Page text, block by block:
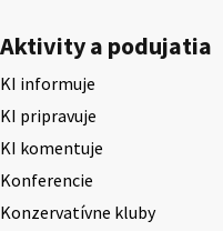
Aktivity a podujatia
KI informuje
KI pripravuje
KI komentuje
Konferencie
Konzervatívne kluby